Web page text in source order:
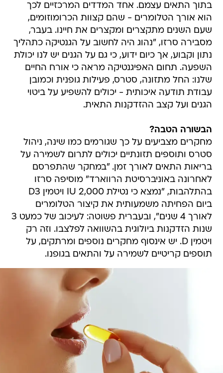
בתוך התאים עצמם. אחד המדדים המרכזיים לכך
הוא אורך הטלומרים - שהם קצוות הכרומוזומים,
שעם השנים מתקצרים ומקצרים את חיינו. בעבר,
מסבירה סרזו, "נהוג היה לחשוב על הגנטיקה כתהליך
נתון וקבוע, אך כיום ידוע, כי גם על הגנים יש לנו יכולת
השפעה. תחום האפיגנטיקה מראה כי אורח החיים
שלנו: החל מתזונה, סטרס, פעילות גופנית וכמובן
עבודת תודעה איכותית - יכולים להשפיע על ביטוי
הגנים ועל קצב ההזדקנות התאית.
הבשורה הטבה?
מחקרים מצביעים על כך שגורמים כמו שינה, ניהול
סטרס ותוספים תזונתיים יכולים לתרום לשמירה על
בריאות התאים לאורך זמן. "במחקר שהתפרסם
לאחרונה באוניברסיטת הרווארד" מוסיפה סרזו
בהתלהבות, "נמצא כי נטילת 2,000 IU ויטמין D3
ביום הפחיתה משמעותית את קיצור הטלומרים
לאורך 4 שנים", ובעברית פשוטה: לעיכוב של כמעט 3
שנות הזדקנות ביולוגית בהשוואה לפלצבו. וזה רק
ויטמין D. יש אינסוף מחקרים נוספים ומרתקים, על
תוספים קריטיים לשמירה על והתאים בגופנו.